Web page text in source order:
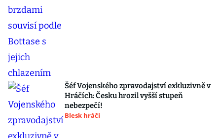
Šéf Vojenského zpravodajství exkluzivně v
Hráčích: Česku hrozil vyšší stupeň
nebezpečí!
Blesk hráči